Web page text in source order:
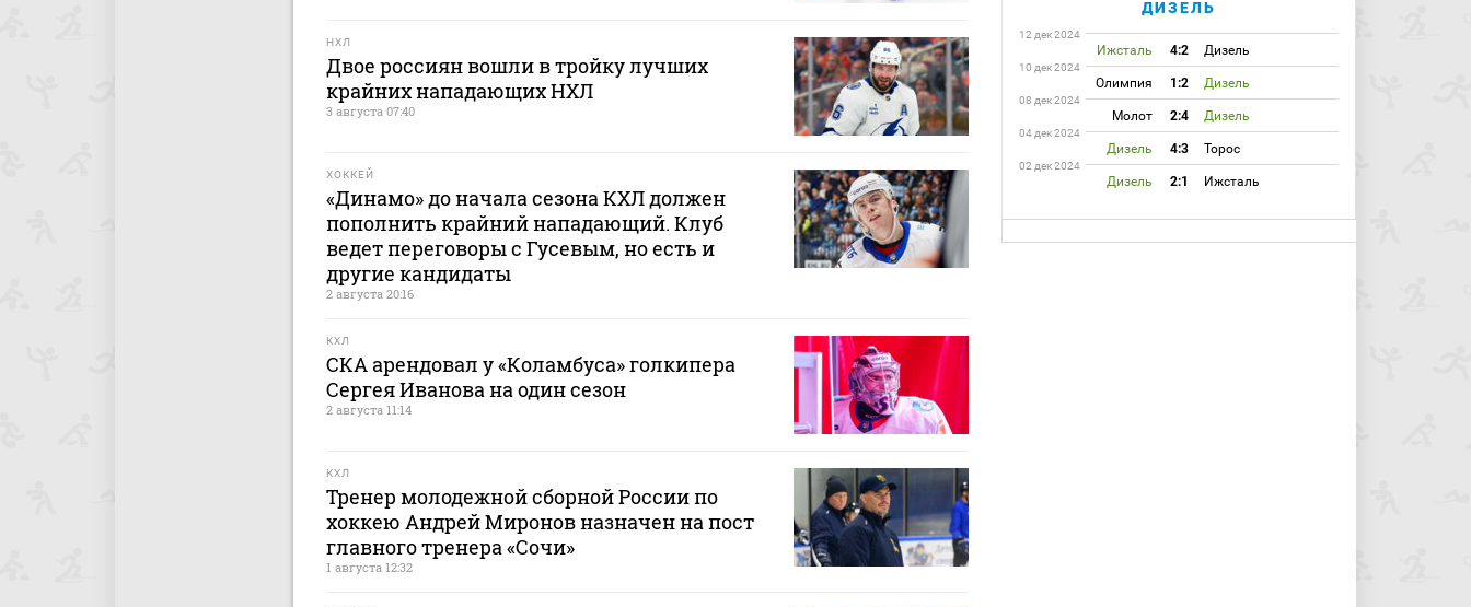
НХЛ
Двое россиян вошли в тройку лучших
крайних нападающих НХЛ
3 августа 07:40
ХОККЕЙ
«Динамо» до начала сезона КХЛ должен
пополнить крайний нападающий. Клуб
ведет переговоры с Гусевым, но есть и
другие кандидаты
2 августа 20:16
КХЛ
СКА арендовал у «Коламбуса» голкипера
Сергея Иванова на один сезон
2 августа 11:14
КХЛ
Тренер молодежной сборной России по
хоккею Андрей Миронов назначен на пост
главного тренера «Сочи»
1 августа 12:32
ДИЗЕЛЬ
12 дек 2024
Ижсталь 4:2 Дизель
10 дек 2024
Олимпия 1:2 Дизель
08 дек 2024
Молот 2:4 Дизель
04 дек 2024
Дизель 4:3 Торос
02 дек 2024
Дизель 2:1 Ижсталь